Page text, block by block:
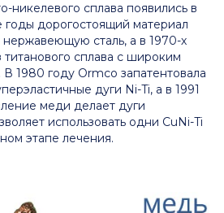
никелевого сплава появились в
годы дорогостоящий материал
сталь, а в 1970-х
титанового сплава с широким
1980 году Ormco запатентовала
дуги Ni-Ti, а в 1991
меди делает дуги
использовать одни CuNi-Ti
этапе лечения.